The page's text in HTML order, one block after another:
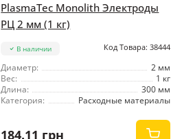
PlasmaTec Monolith Электроды
РЦ 2 мм (1 кг)
В наличии Код Товара: 38444
Диаметр:
2 мм
Вес:
1 кг
Длина:
300 мм
Категория:
Расходные материалы
184.11 грн